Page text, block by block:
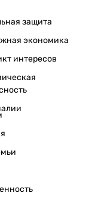
защита
экономика
интересов